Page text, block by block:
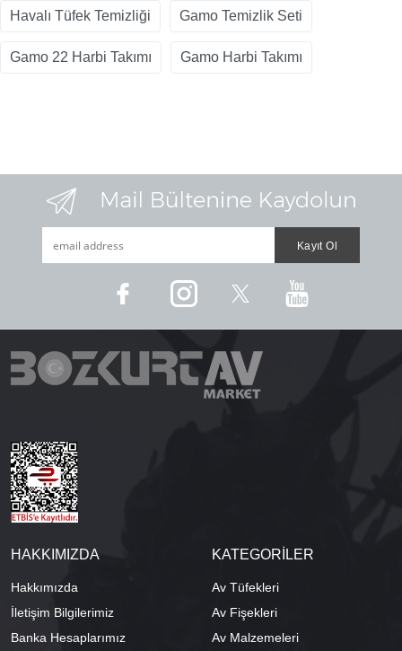
Havalı Tüfek Temizliği Gamo Temizlik Seti
Gamo 22 Harbi Takımı Gamo Harbi Takımı
HAKKIMIZDA
Hakkımızda
İletişim Bilgilerimiz
Banka Hesaplarımız
KATEGORİLER
Av Tüfekleri
Av Fişekleri
Av Malzemeleri